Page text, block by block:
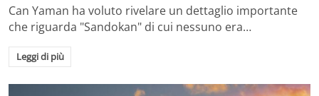
Can Yaman ha voluto rivelare un dettaglio importante
che riguarda "Sandokan" di cui nessuno era…
Leggi di più